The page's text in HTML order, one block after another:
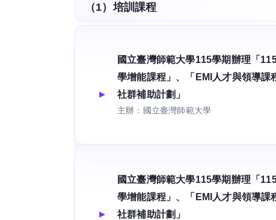
（1）培訓課程
國立臺灣師範大學115學期辦理「
學增能課程」、「EMI人才與領導課
社群補助計劃」
主辦：國立臺灣師範大學
國立臺灣師範大學115學期辦理「
學增能課程」、「EMI人才與領導課
社群補助計劃」